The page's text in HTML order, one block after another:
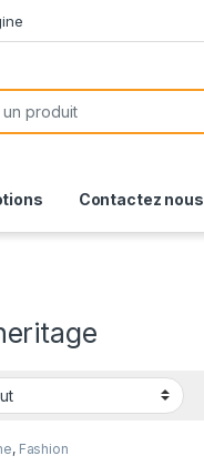
Contactez nous
, Fashion